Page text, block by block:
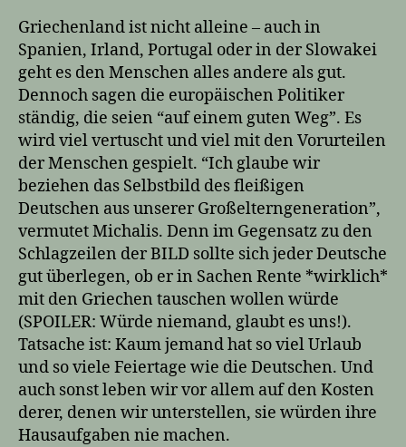
Griechenland ist nicht alleine – auch in
Spanien, Irland, Portugal oder in der Slowakei
geht es den Menschen alles andere als gut.
Dennoch sagen die europäischen Politiker
ständig, die seien “auf einem guten Weg”. Es
wird viel vertuscht und viel mit den Vorurteilen
der Menschen gespielt. “Ich glaube wir
beziehen das Selbstbild des fleißigen
Deutschen aus unserer Großelterngeneration”,
vermutet Michalis. Denn im Gegensatz zu den
Schlagzeilen der BILD sollte sich jeder Deutsche
gut überlegen, ob er in Sachen Rente *wirklich*
mit den Griechen tauschen wollen würde
(SPOILER: Würde niemand, glaubt es uns!).
Tatsache ist: Kaum jemand hat so viel Urlaub
und so viele Feiertage wie die Deutschen. Und
auch sonst leben wir vor allem auf den Kosten
derer, denen wir unterstellen, sie würden ihre
Hausaufgaben nie machen.